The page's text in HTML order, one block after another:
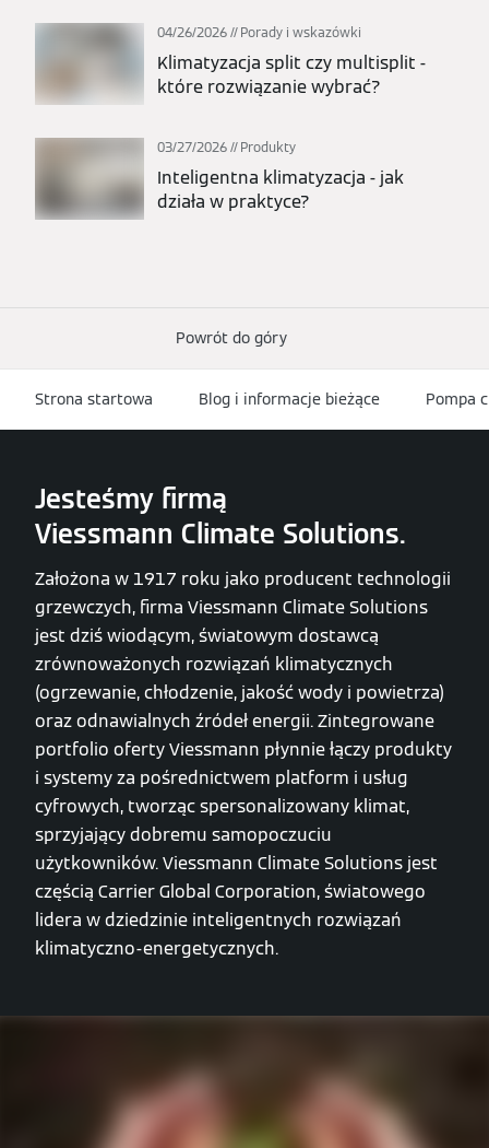
04/26/2026 Porady i wskazówki
Klimatyzacja split czy multisplit -
które rozwiązanie wybrać?
03/27/2026 Produkty
Inteligentna klimatyzacja - jak
działa w praktyce?
Powrót do góry
Strona startowa Blog i informacje bieżące Pompa
Jesteśmy firmą
Viessmann Climate Solutions.
Założona w 1917 roku jako producent technologii
grzewczych, firma Viessmann Climate Solutions
jest dziś wiodącym, światowym dostawcą
zrównoważonych rozwiązań klimatycznych
(ogrzewanie, chłodzenie, jakość wody i powietrza)
oraz odnawialnych źródeł energii. Zintegrowane
portfolio oferty Viessmann płynnie łączy produkty
i systemy za pośrednictwem platform i usług
cyfrowych, tworząc spersonalizowany klimat,
sprzyjający dobremu samopoczuciu
użytkowników. Viessmann Climate Solutions jest
częścią Carrier Global Corporation, światowego
lidera w dziedzinie inteligentnych rozwiązań
klimatyczno-energetycznych.